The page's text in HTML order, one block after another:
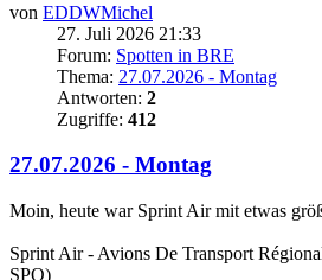
von EDDWMichel
27. Juli 2026 21:33
Forum: Spotten in BRE
Thema: 27.07.2026 - Montag
Antworten: 2
Zugriffe: 412
27.07.2026 - Montag
Moin, heute war Sprint Air mit etwas
Sprint Air - Avions De Transport
SPQ)